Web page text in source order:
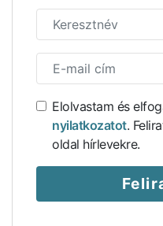
Csíp, de nélküle ízetlen
Elolvastam és
nyilatkozatot.
oldal hírlevekre.